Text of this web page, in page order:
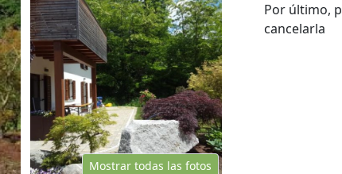
Mostrar todas las fotos
Por último,
cancelarla